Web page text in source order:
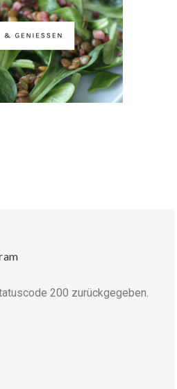
200 zurückgegeben.